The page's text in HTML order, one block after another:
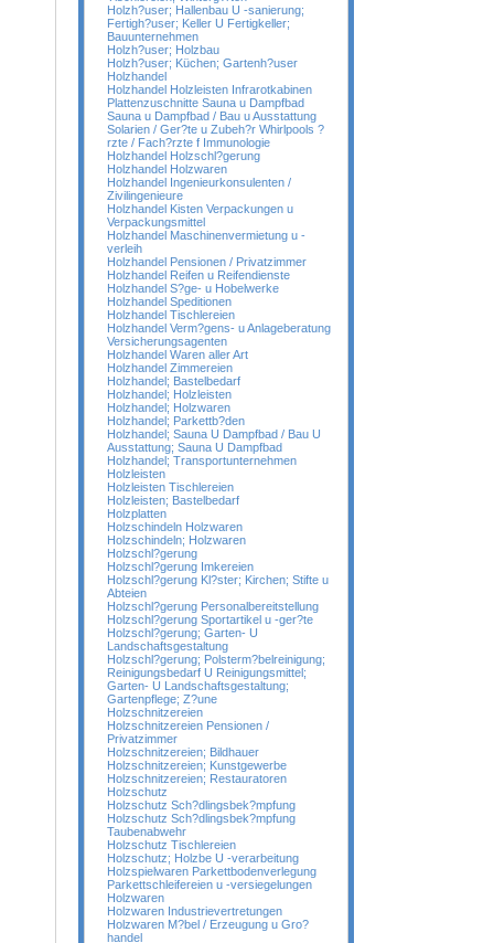
Holzh?user; Hallenbau U -sanierung;
Fertigh?user; Keller U Fertigkeller;
Bauunternehmen
Holzh?user; Holzbau
Holzh?user; Küchen; Gartenh?user
Holzhandel
Holzhandel Holzleisten Infrarotkabinen
Plattenzuschnitte Sauna u Dampfbad
Sauna u Dampfbad / Bau u Ausstattung
Solarien / Ger?te u Zubeh?r Whirlpools ?
rzte / Fach?rzte f Immunologie
Holzhandel Holzschl?gerung
Holzhandel Holzwaren
Holzhandel Ingenieurkonsulenten /
Zivilingenieure
Holzhandel Kisten Verpackungen u
Verpackungsmittel
Holzhandel Maschinenvermietung u -
verleih
Holzhandel Pensionen / Privatzimmer
Holzhandel Reifen u Reifendienste
Holzhandel S?ge- u Hobelwerke
Holzhandel Speditionen
Holzhandel Tischlereien
Holzhandel Verm?gens- u Anlageberatung
Versicherungsagenten
Holzhandel Waren aller Art
Holzhandel Zimmereien
Holzhandel; Bastelbedarf
Holzhandel; Holzleisten
Holzhandel; Holzwaren
Holzhandel; Parkettb?den
Holzhandel; Sauna U Dampfbad / Bau U
Ausstattung; Sauna U Dampfbad
Holzhandel; Transportunternehmen
Holzleisten
Holzleisten Tischlereien
Holzleisten; Bastelbedarf
Holzplatten
Holzschindeln Holzwaren
Holzschindeln; Holzwaren
Holzschl?gerung
Holzschl?gerung Imkereien
Holzschl?gerung Kl?ster; Kirchen; Stifte u
Abteien
Holzschl?gerung Personalbereitstellung
Holzschl?gerung Sportartikel u -ger?te
Holzschl?gerung; Garten- U
Landschaftsgestaltung
Holzschl?gerung; Polsterm?belreinigung;
Reinigungsbedarf U Reinigungsmittel;
Garten- U Landschaftsgestaltung;
Gartenpflege; Z?une
Holzschnitzereien
Holzschnitzereien Pensionen /
Privatzimmer
Holzschnitzereien; Bildhauer
Holzschnitzereien; Kunstgewerbe
Holzschnitzereien; Restauratoren
Holzschutz
Holzschutz Sch?dlingsbek?mpfung
Holzschutz Sch?dlingsbek?mpfung
Taubenabwehr
Holzschutz Tischlereien
Holzschutz; Holzbe U -verarbeitung
Holzspielwaren Parkettbodenverlegung
Parkettschleifereien u -versiegelungen
Holzwaren
Holzwaren Industrievertretungen
Holzwaren M?bel / Erzeugung u Gro?
handel